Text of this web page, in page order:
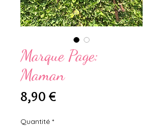
Marque Page:
Maman
8,90 €Prix
Quantité *